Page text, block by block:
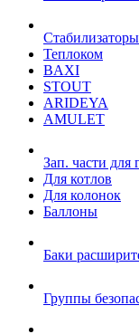
Стабилизаторы
Теплоком
BAXI
STOUT
ARIDEYA
AMULET
Зап. части для
Для котлов
Для колонок
Баллоны
Баки
Группы